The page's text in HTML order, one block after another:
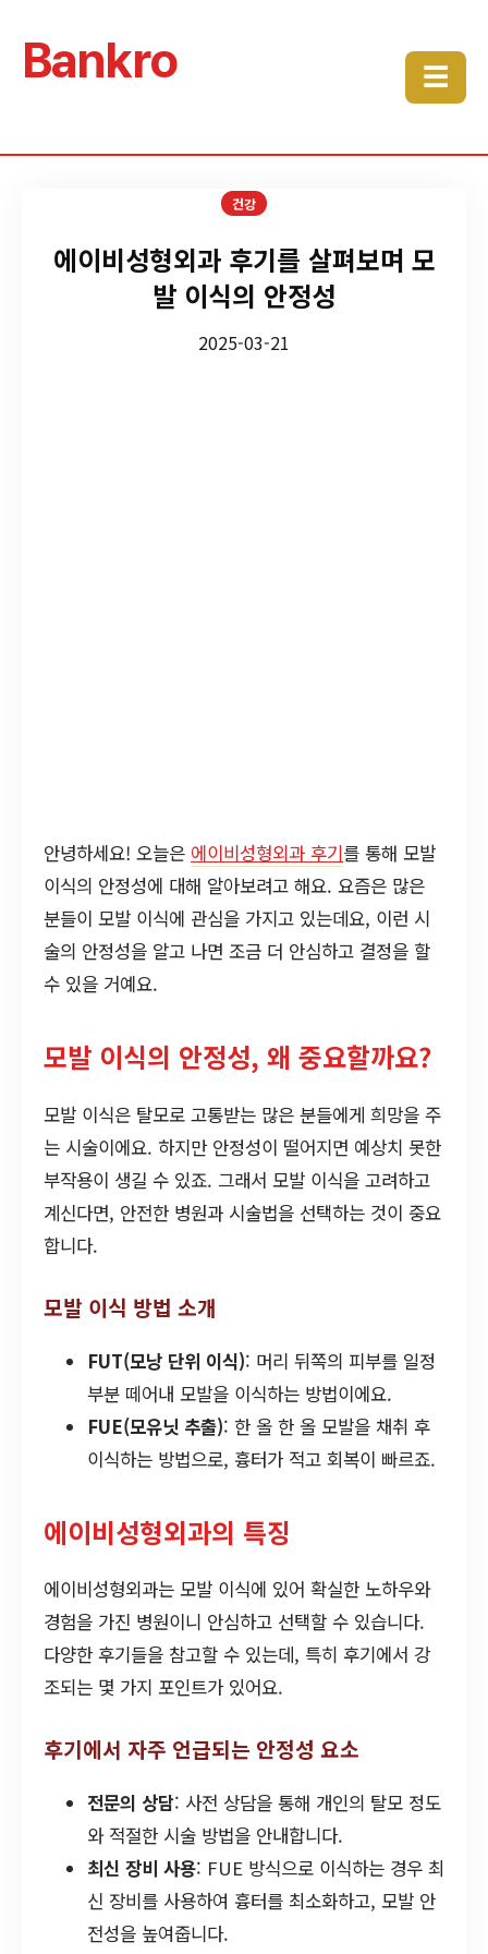
Bankro ☰
건강
에이비성형외과 후기를 살펴보며 모
발 이식의 안정성
2025-03-21
안녕하세요! 오늘은 에이비성형외과 후기를 통해 모발
이식의 안정성에 대해 알아보려고 해요. 요즘은 많은
분들이 모발 이식에 관심을 가지고 있는데요, 이런 시
술의 안정성을 알고 나면 조금 더 안심하고 결정을 할
수 있을 거예요.
모발 이식의 안정성, 왜 중요할까요?
모발 이식은 탈모로 고통받는 많은 분들에게 희망을 주
는 시술이에요. 하지만 안정성이 떨어지면 예상치 못한
부작용이 생길 수 있죠. 그래서 모발 이식을 고려하고
계신다면, 안전한 병원과 시술법을 선택하는 것이 중요
합니다.
모발 이식 방법 소개
FUT(모낭 단위 이식): 머리 뒤쪽의 피부를 일정
부분 떼어내 모발을 이식하는 방법이에요.
FUE(모유닛 추출): 한 올 한 올 모발을 채취 후
이식하는 방법으로, 흉터가 적고 회복이 빠르죠.
에이비성형외과의 특징
에이비성형외과는 모발 이식에 있어 확실한 노하우와
경험을 가진 병원이니 안심하고 선택할 수 있습니다.
다양한 후기들을 참고할 수 있는데, 특히 후기에서 강
조되는 몇 가지 포인트가 있어요.
후기에서 자주 언급되는 안정성 요소
전문의 상담: 사전 상담을 통해 개인의 탈모 정도
와 적절한 시술 방법을 안내합니다.
최신 장비 사용: FUE 방식으로 이식하는 경우 최
신 장비를 사용하여 흉터를 최소화하고, 모발 안
전성을 높여줍니다.